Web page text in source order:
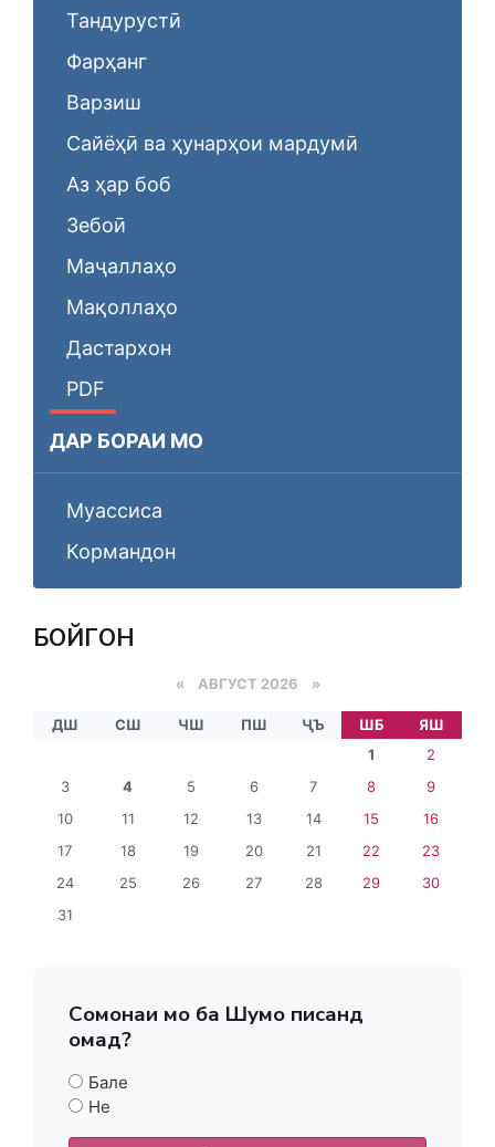
Тандурустӣ
Фарҳанг
Варзиш
Сайёҳӣ ва ҳунарҳои мардумӣ
Аз ҳар боб
Зебоӣ
Маҷаллаҳо
Мақоллаҳо
Дастархон
PDF
ДАР БОРАИ МО
Муассиса
Кормандон
БОЙГОНӢ
« АВГУСТ 2026 »
ДШ СШ ЧШ ПШ ҶЪ ШБ
ЯШ
1
2
3
4 5 6 7 8
9
10
11 12 13 14 15
16
17
18 19 20 21 22
23
24
25 26 27 28 29
30
31
Сомонаи мо ба Шумо писанд
омад?
Бале
Не